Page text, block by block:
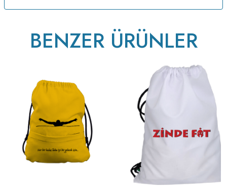
BENZER ÜRÜNLER